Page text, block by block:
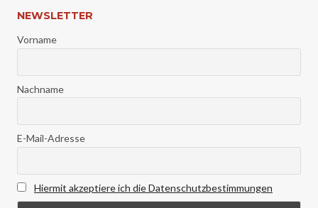
NEWSLETTER
Vorname
Nachname
E-Mail-Adresse
Hiermit akzeptiere ich die Datenschutzbestimmungen